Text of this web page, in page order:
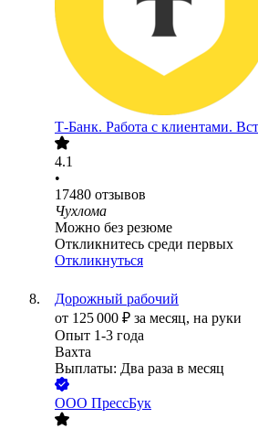
Т-Банк. Работа с клиентами.
4.1
•
17480 отзывов
Чухлома
Можно без резюме
Откликнитесь среди первых
Откликнуться
Дорожный рабочий
от 125 000 ₽ за месяц, на руки
Опыт 1-3 года
Вахта
Выплаты: Два раза в месяц
ООО ПрессБук